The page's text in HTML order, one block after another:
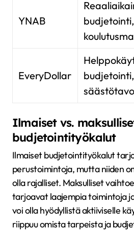
YNAB
budjetointi,
EveryDollar
budjetointi,
Ilmaiset vs.
budjetointityökalut
Ilmaiset budjetointityökalut
perustoimintoja, mutta niiden
olla rajalliset. Maksulliset
tarjoavat laajempia toimintoja
voi olla hyödyllistä aktiiviselle
riippuu omista tarpeista ja